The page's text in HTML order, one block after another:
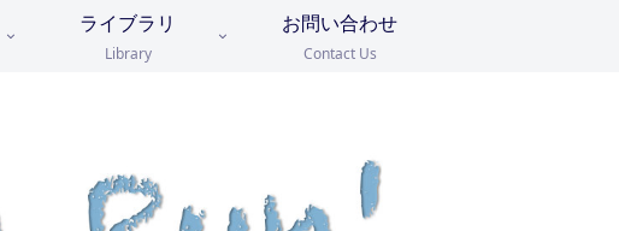
ライブラリ
Library
お問い合わせ
Contact Us